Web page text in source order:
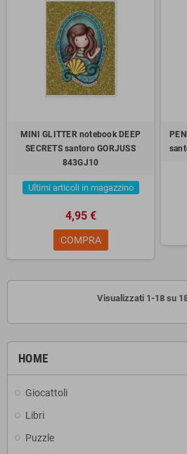
HOME
Giocattoli
Libri
Puzzle
MINI GLITTER notebook DEEP
SECRETS santoro GORJUSS
843GJ10
Ultimi articoli in magazzino
4,95 €
COMPRA
Visualizzati 1-18 su